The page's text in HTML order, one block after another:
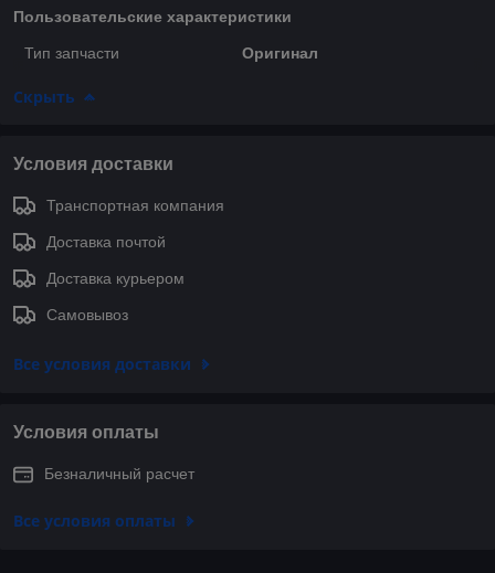
Пользовательские характеристики
Тип запчасти Оригинал
Скрыть
Условия доставки
Транспортная компания
Доставка почтой
Доставка курьером
Самовывоз
Все условия доставки
Условия оплаты
Безналичный расчет
Все условия оплаты